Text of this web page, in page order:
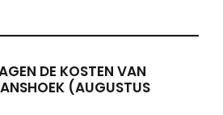
DE KOSTEN VAN
(AUGUSTUS